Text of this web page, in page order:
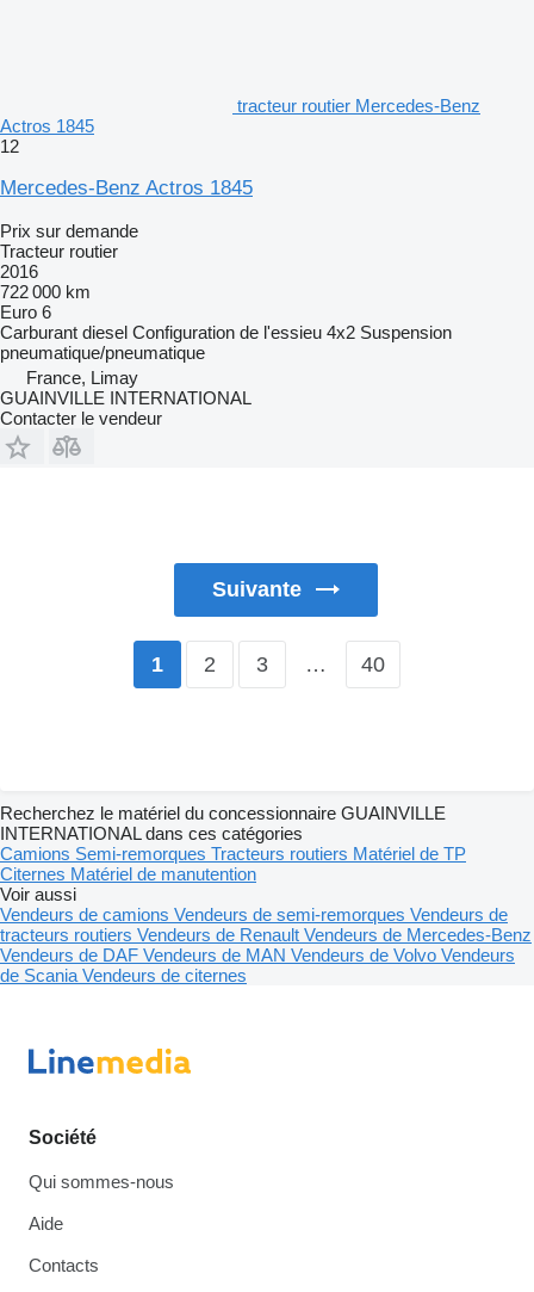
tracteur routier Mercedes-Benz
Actros 1845
12
Mercedes-Benz Actros 1845
Prix sur demande
Tracteur routier
2016
722 000 km
Euro 6
Carburant diesel Configuration de l'essieu 4x2 Suspension
pneumatique/pneumatique
France, Limay
GUAINVILLE INTERNATIONAL
Contacter le vendeur
Suivante
1 2 3 … 40
Recherchez le matériel du concessionnaire GUAINVILLE
INTERNATIONAL dans ces catégories
Camions Semi-remorques Tracteurs routiers Matériel de TP
Citernes Matériel de manutention
Voir aussi
Vendeurs de camions Vendeurs de semi-remorques Vendeurs de
tracteurs routiers Vendeurs de Renault Vendeurs de Mercedes-Benz
Vendeurs de DAF Vendeurs de MAN Vendeurs de Volvo Vendeurs
de Scania Vendeurs de citernes
Société
Qui sommes-nous
Aide
Contacts